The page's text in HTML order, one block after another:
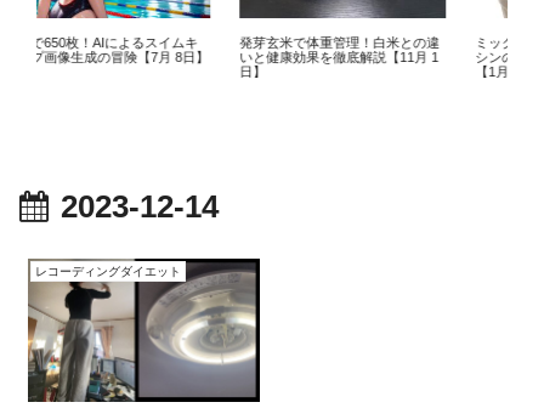
発芽玄米で体重管理！白米との違
いと健康効果を徹底解説【11月 1
ミックスナッツに潜むアフラトキ
シンのリスクと安全な楽しみ方
【1月14日】
2023-12-14
レコーディングダイエット